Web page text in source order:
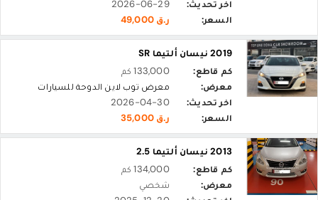
اخر تحديث:
2026-06-29
السعر:
ر.ق 49,000
2019 نيسان ألتيما SR
كم قاطع:
133,000 كم
معرض:
معرض توب لاين الدوحة للسيارات
اخر تحديث:
2026-04-30
السعر:
ر.ق 35,000
2013 نيسان ألتيما 2.5
كم قاطع:
134,000 كم
معرض:
شخصي